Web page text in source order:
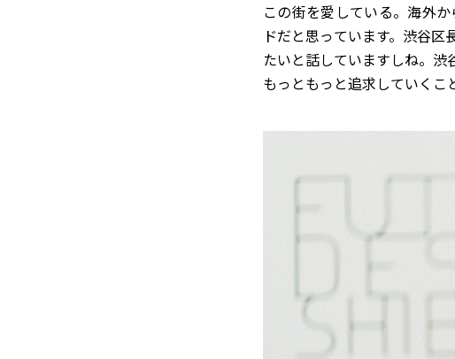
この街を愛している。海外
ドだと思っています。渋谷
たいと話していますしね。
もっともっと追求していくこ